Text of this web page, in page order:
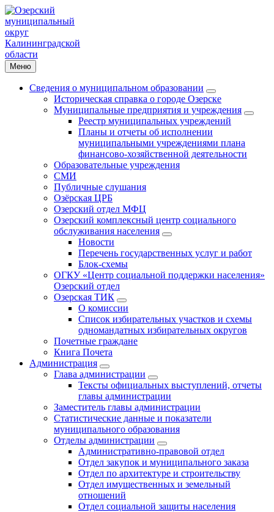
Меню
Сведения о муниципальном образовании
Историческая справка о городе Озерске
Муниципальные предприятия и учреждения
Реестр муниципальных учреждений
Планы и отчеты об исполнении
муниципальными учреждениями плана
финансово-хозяйственной деятельности
Образовательные учреждения
СМИ
Публичные слушания
Озёрская ЦРБ
Озерский отдел МФЦ
Озерский комплексный центр социального
обслуживания населения
Новости
Перечень государственных услуг и работ
Блок-схемы
ОГКУ «Центр социальной поддержки населения»
Озерский отдел
Озерская ТИК
О комиссии
Список избирательных участков и схемы
одномандатных избирательных округов
Почетные граждане
Книга Почета
Администрация
Глава администрации
Тексты официальных выступлений, отчеты
главы администрации
Заместитель главы администрации
Статистические данные и показатели
муниципального образования
Отделы администрации
Административно-правовой отдел
Отдел закупок и муниципального заказа
Отдел по архитектуре и строительству
Отдел имущественных и земельный
отношений
Отдел социальной защиты населения